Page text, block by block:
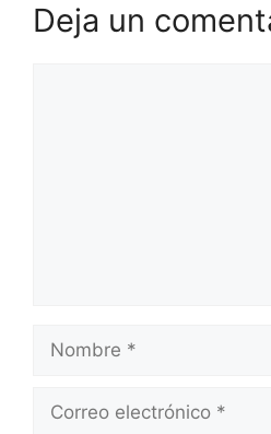
Deja un
Nombre
Correo